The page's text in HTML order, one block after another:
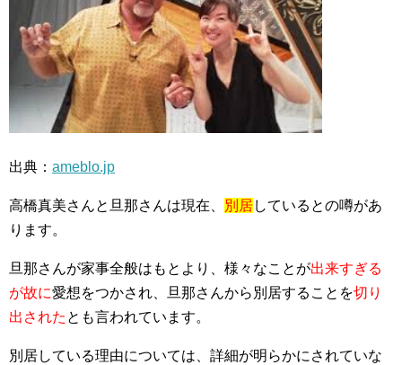
出典： ameblo.jp
高橋真美さんと旦那さんは現在、 別居しているとの噂があ
ります。
旦那さんが家事全般はもとより、様々なことが出来すぎる
が故に愛想をつかされ、旦那さんから別居することを切り
出された とも言われています。
別居している理由については、詳細が明らかにされていな